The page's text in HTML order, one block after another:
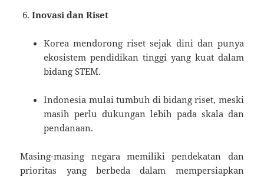
Inovasi dan Riset
Korea mendorong riset sejak dini dan punya
ekosistem pendidikan tinggi yang kuat dalam
bidang STEM.
Indonesia mulai tumbuh di bidang riset, meski
masih perlu dukungan lebih pada skala dan
pendanaan.
Masing-masing negara memiliki pendekatan dan
prioritas yang berbeda dalam mempersiapkan